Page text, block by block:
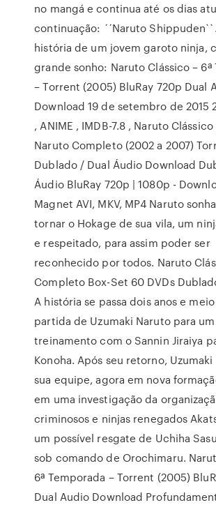
no mangá e continua até os dias
continuação: ´´Naruto
história de um jovem garoto ninja,
grande sonho: Naruto Clássico – 6ª
– Torrent (2005) BluRay 720p Dual
Download 19 de setembro de 2015
, ANIME , IMDB-7.8 , Naruto
Naruto Completo (2002 a 2007)
Dublado / Dual Áudio Download
Áudio BluRay 720p | 1080p -
Magnet AVI, MKV, MP4 Naruto
tornar o Hokage de sua vila, um
e respeitado, para assim poder ser
reconhecido por todos. Naruto
Completo Box-Set 60 DVDs
A história se passa dois anos e meio
partida de Uzumaki Naruto para um
treinamento com o Sannin Jiraiya
Konoha. Após seu retorno,
sua equipe, agora em nova
em uma investigação da
criminosos e ninjas renegados
um possível resgate de Uchiha
sob comando de Orochimaru.
6ª Temporada – Torrent (2005)
Dual Audio Download